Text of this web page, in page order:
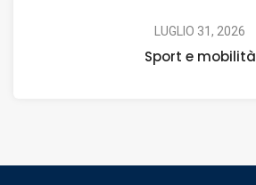
LUGLIO 31, 2026
Sport e mobilità